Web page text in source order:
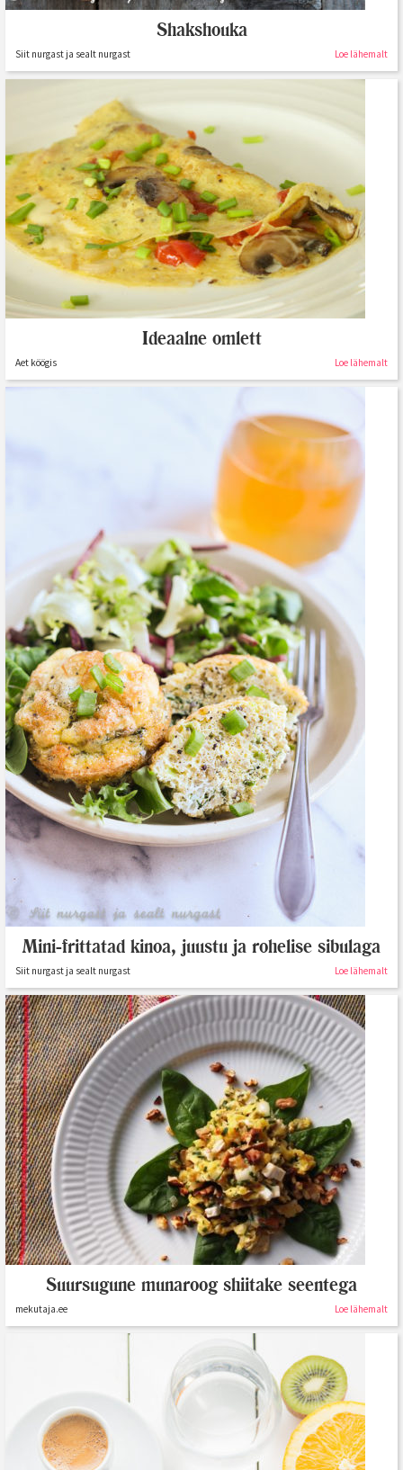
Shakshouka
Siit nurgast ja sealt nurgast Loe lähemalt
Ideaalne omlett
Aet köögis Loe lähemalt
Mini-frittatad kinoa, juustu ja rohelise sibulaga
Siit nurgast ja sealt nurgast Loe lähemalt
Suursugune munaroog shiitake seentega
mekutaja.ee Loe lähemalt